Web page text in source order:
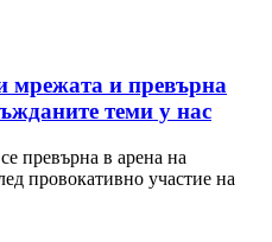
мрежата и превърна
теми у нас
превърна в арена на
провокативно участие на